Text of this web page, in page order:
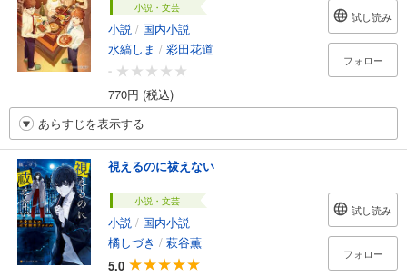
小説・文芸
小説 / 国内小説
水縞しま / 彩田花道
-
770円 (税込)
試し読み
フォロー
あらすじを表示する
視えるのに祓えない
小説・文芸
小説 / 国内小説
橘しづき / 萩谷薫
5.0
試し読み
フォロー